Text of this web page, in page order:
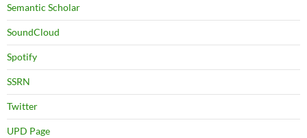
Semantic Scholar
SoundCloud
Spotify
SSRN
Twitter
UPD Page